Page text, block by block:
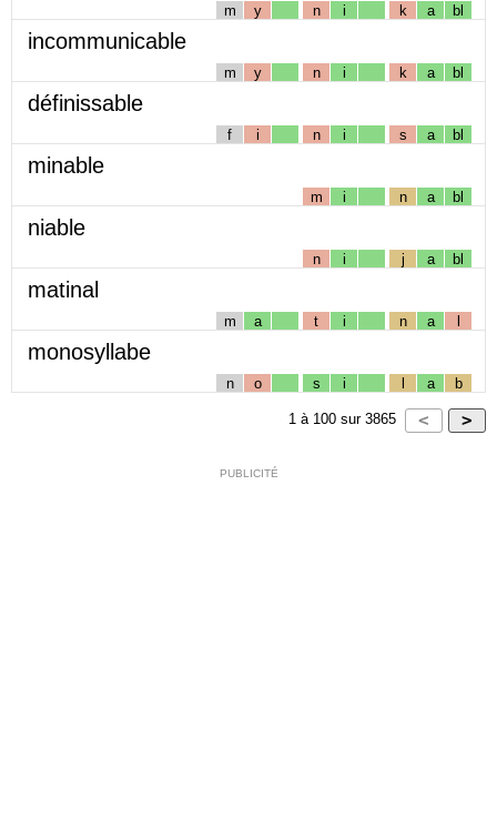
m y n i k a bl
incommunicable
m y n i k a bl
définissable
f i n i s a bl
minable
m i n a bl
niable
n i j a bl
matinal
m a t i n a l
monosyllabe
n o s i l a b
1 à 100 sur 3865
PUBLICITÉ